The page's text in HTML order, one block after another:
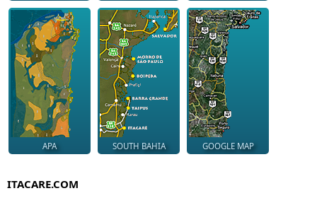
APA SOUTH BAHIA GOOGLE MAP
ITACARE.COM